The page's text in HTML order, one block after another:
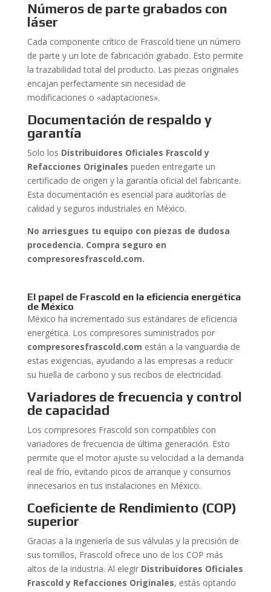
Números de parte grabados con
láser
Cada componente crítico de Frascold tiene un número
de parte y un lote de fabricación grabado. Esto permite
la trazabilidad total del producto. Las piezas originales
encajan perfectamente sin necesidad de
modificaciones o «adaptaciones».
Documentación de respaldo y
garantía
Solo los Distribuidores Oficiales Frascold y
Refacciones Originales pueden entregarte un
certificado de origen y la garantía oficial del fabricante.
Esta documentación es esencial para auditorías de
calidad y seguros industriales en México.
No arriesgues tu equipo con piezas de dudosa
procedencia. Compra seguro en
compresoresfrascold.com.
El papel de Frascold en la eficiencia energética
de México
México ha incrementado sus estándares de eficiencia
energética. Los compresores suministrados por
compresoresfrascold.com están a la vanguardia de
estas exigencias, ayudando a las empresas a reducir
su huella de carbono y sus recibos de electricidad.
Variadores de frecuencia y control
de capacidad
Los compresores Frascold son compatibles con
variadores de frecuencia de última generación. Esto
permite que el motor ajuste su velocidad a la demanda
real de frío, evitando picos de arranque y consumos
innecesarios en tus instalaciones en México.
Coeficiente de Rendimiento (COP)
superior
Gracias a la ingeniería de sus válvulas y la precisión de
sus tornillos, Frascold ofrece uno de los COP más
altos de la industria. Al elegir Distribuidores Oficiales
Frascold y Refacciones Originales, estás optando